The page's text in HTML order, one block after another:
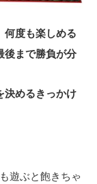
何度も楽しめる
後まで勝負が分
決めるきっかけ
遊ぶと飽きちゃ